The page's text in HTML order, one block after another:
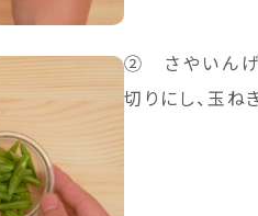
② さやいんげ
切りにし、玉ね